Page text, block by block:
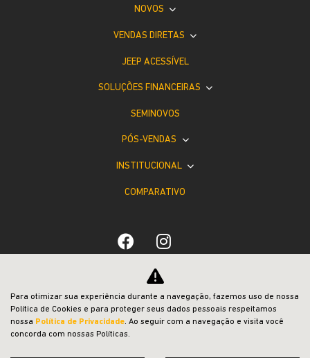
NOVOS
VENDAS DIRETAS
JEEP ACESSÍVEL
SOLUÇÕES FINANCEIRAS
SEMINOVOS
PÓS-VENDAS
INSTITUCIONAL
COMPARATIVO
Desacelere. Seu bem maior é a vida.
Para otimizar sua experiência durante a navegação, fazemos uso de nossa
Política de Cookies e para proteger seus dados pessoais respeitamos
nossa Política de Privacidade. Ao seguir com a navegação e visita você
concorda com nossas Políticas.